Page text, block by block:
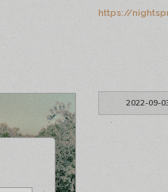
https://
2022-09-